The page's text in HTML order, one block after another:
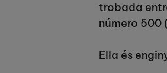
trobada
número 500
Ella és